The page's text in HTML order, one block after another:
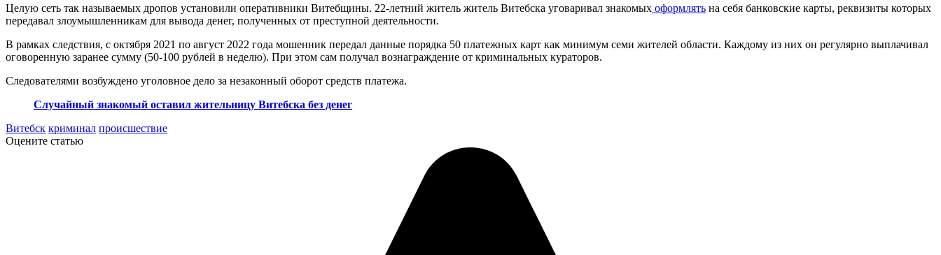
Целую сеть так называемых дропов установили оперативники Витебщины. 22-летний житель житель Витебска уговаривал знакомых оформлять на себя банковские карты, реквизиты которых
передавал злоумышленникам для вывода денег, полученных от преступной деятельности.
В рамках следствия, с октября 2021 по август 2022 года мошенник передал данные порядка 50 платежных карт как минимум семи жителей области. Каждому из них он регулярно выплачивал
оговоренную заранее сумму (50-100 рублей в неделю). При этом сам получал вознаграждение от криминальных кураторов.
Следователями возбуждено уголовное дело за незаконный оборот средств платежа.
Случайный знакомый оставил жительницу Витебска без денег
Витебск криминал происшествие
Оцените статью